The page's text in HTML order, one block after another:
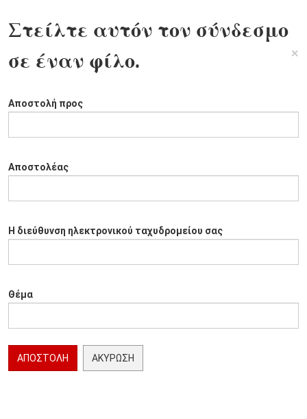
Στείλτε αυτόν τον σύνδεσμο
σε έναν φίλο.
×
Αποστολή προς
Αποστολέας
Η διεύθυνση ηλεκτρονικού ταχυδρομείου σας
Θέμα
ΑΠΟΣΤΟΛΉ ΑΚΎΡΩΣΗ